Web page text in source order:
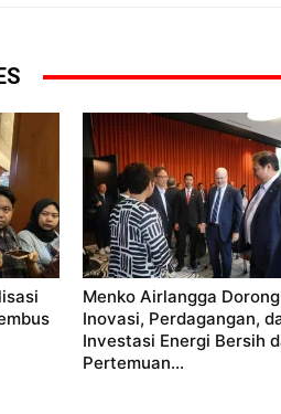
Menko Airlangga Dorong
Inovasi, Perdagangan,
Investasi Energi Bersih
Pertemuan...